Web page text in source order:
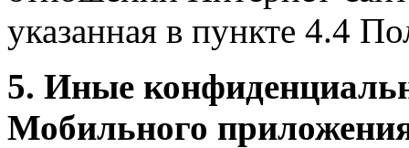
указанная в пункте 4.4
5. Иные
Мобильного